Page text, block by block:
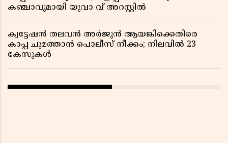
കഞ്ചാവുമായി യുവാ വ് അറസ്റ്റിൽ
ക്വട്ടേഷൻ തലവൻ അർജുൻ ആയങ്കിക്കെതിരെ
കാപ്പ ചുമത്താൻ പൊലീസ് നീക്കം; നിലവിൽ 23
കേസുകൾ